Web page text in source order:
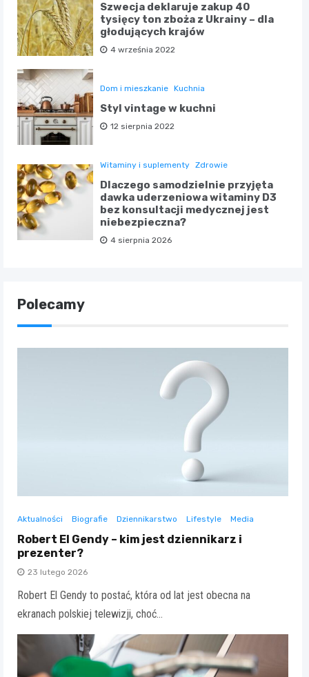
Szwecja deklaruje zakup 40
tysięcy ton zboża z Ukrainy – dla
głodujących krajów
4 września 2022
Dom i mieszkanie Kuchnia
Styl vintage w kuchni
12 sierpnia 2022
Witaminy i suplementy Zdrowie
Dlaczego samodzielnie przyjęta
dawka uderzeniowa witaminy D3
bez konsultacji medycznej jest
niebezpieczna?
4 sierpnia 2026
Polecamy
Aktualności Biografie Dziennikarstwo Lifestyle Media
Robert El Gendy – kim jest dziennikarz i
prezenter?
23 lutego 2026
Robert El Gendy to postać, która od lat jest obecna na
ekranach polskiej telewizji, choć…